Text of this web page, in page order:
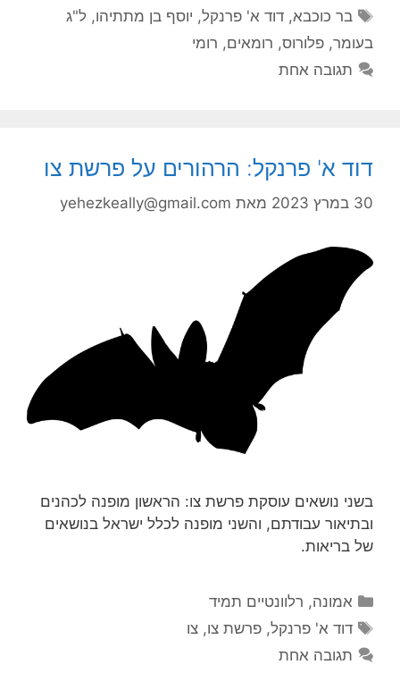
תגיות
בר כוכבא,דוד א' פרנקל, יוסף בן מתתיהו, ל"ג
בעומר, פלורוס, רומאים, רומי
תגובה אחת
דוד א' פרנקל: הרהורים על פרשת צו
30 במרץ 2023 מאת yehezkeally@gmail.com
בשני נושאים עוסקת פרשת צו: הראשון מופנה לכהנים
ובתיאור עבודתם, והשני מופנה לכלל ישראל בנושאים
של בריאות.
קטגוריות
אמונה, רלוונטיים תמיד
תגיות
דוד א' פרנקל,פרשת צו,צו
תגובה אחת